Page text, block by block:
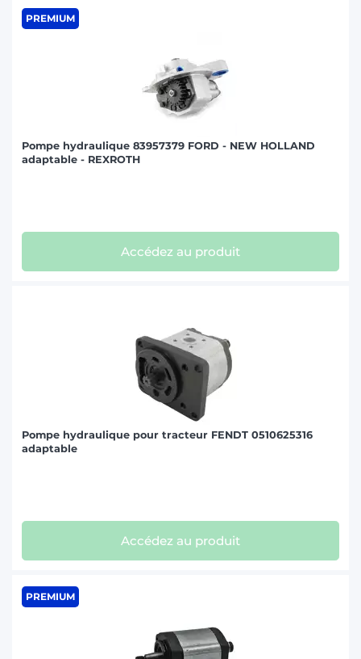
PREMIUM
Pompe hydraulique 83957379 FORD - NEW HOLLAND
adaptable - REXROTH
Accédez au produit
Pompe hydraulique pour tracteur FENDT 0510625316
adaptable
Accédez au produit
PREMIUM